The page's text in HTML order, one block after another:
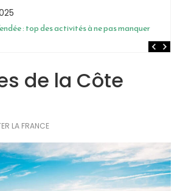
: top des activités à ne pas manquer
de la Côte
LA FRANCE